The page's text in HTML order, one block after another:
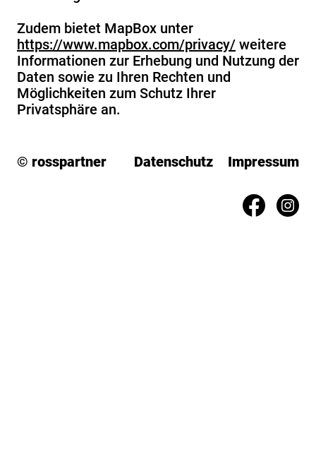
Zudem bietet MapBox unter
https://www.mapbox.com/privacy/ weitere
Informationen zur Erhebung und Nutzung der
Daten sowie zu Ihren Rechten und
Möglichkeiten zum Schutz Ihrer
Privatsphäre an.
© rosspartner Datenschutz Impressum